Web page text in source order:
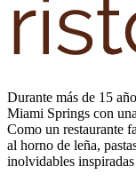
Durante más de 15
Miami Springs con
Como un restaurante
al horno de leña,
inolvidables